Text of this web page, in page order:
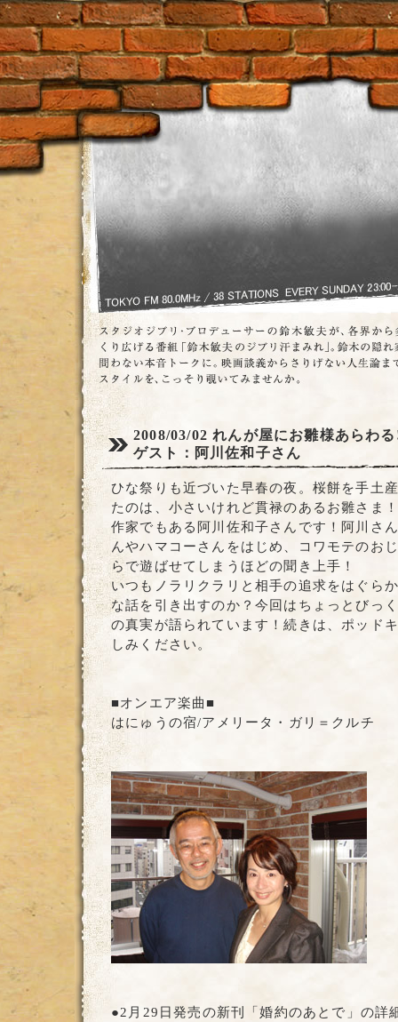
2008/03/02れんが屋にお雛様あらわ
ゲスト：阿川佐和子さん
ひな祭りも近づいた早春の夜。桜餅を手土
たのは、小さいけれど貫禄のあるお雛さま
作家でもある阿川佐和子さんです！阿川さ
んやハマコーさんをはじめ、コワモテのお
らで遊ばせてしまうほどの聞き上手！
いつもノラリクラリと相手の追求をはぐら
な話を引き出すのか？今回はちょっとびっ
の真実が語られています！続きは、ポッド
しみください。
■オンエア楽曲■
はにゅうの宿/アメリータ・ガリ＝クルチ
●2月29日発売の新刊「婚約のあとで」の詳